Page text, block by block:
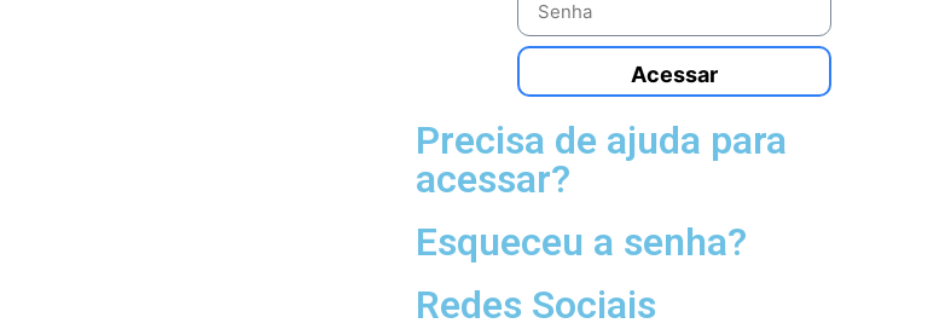
Acessar
Precisa de ajuda para
acessar?
Esqueceu a senha?
Redes Sociais